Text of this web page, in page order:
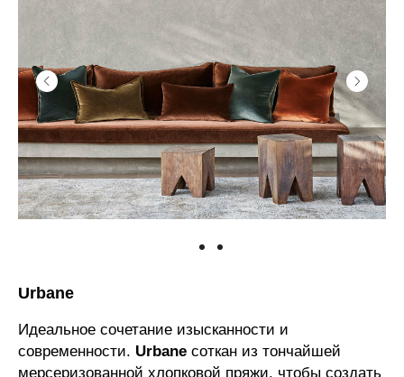
Urbane
Идеальное сочетание изысканности и
современности. Urbane соткан из тончайшей
мерсеризованной хлопковой пряжи, чтобы создать